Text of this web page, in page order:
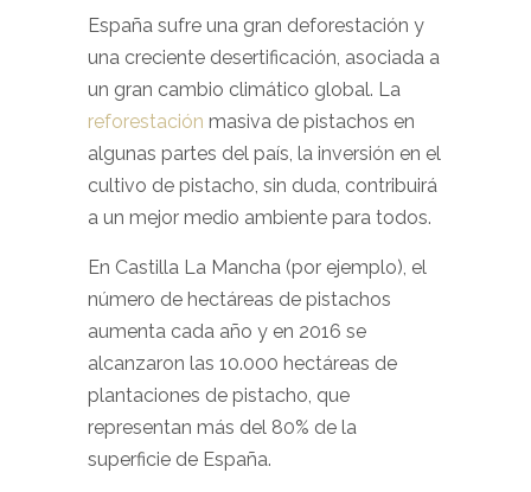
España sufre una gran deforestación y
una creciente desertificación, asociada a
un gran cambio climático global. La
reforestación masiva de pistachos en
algunas partes del país, la inversión en el
cultivo de pistacho, sin duda, contribuirá
a un mejor medio ambiente para todos.
En Castilla La Mancha (por ejemplo), el
número de hectáreas de pistachos
aumenta cada año y en 2016 se
alcanzaron las 10.000 hectáreas de
plantaciones de pistacho, que
representan más del 80% de la
superficie de España.